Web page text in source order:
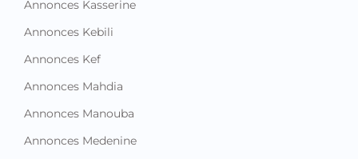
Annonces Kasserine
Annonces Kebili
Annonces Kef
Annonces Mahdia
Annonces Manouba
Annonces Medenine